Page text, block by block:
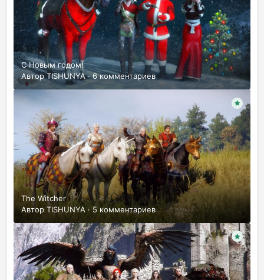
С Новым годом!
АвторTISHUNYA·6 комментариев
The Witcher
Автор TISHUNYA · 5 комментариев